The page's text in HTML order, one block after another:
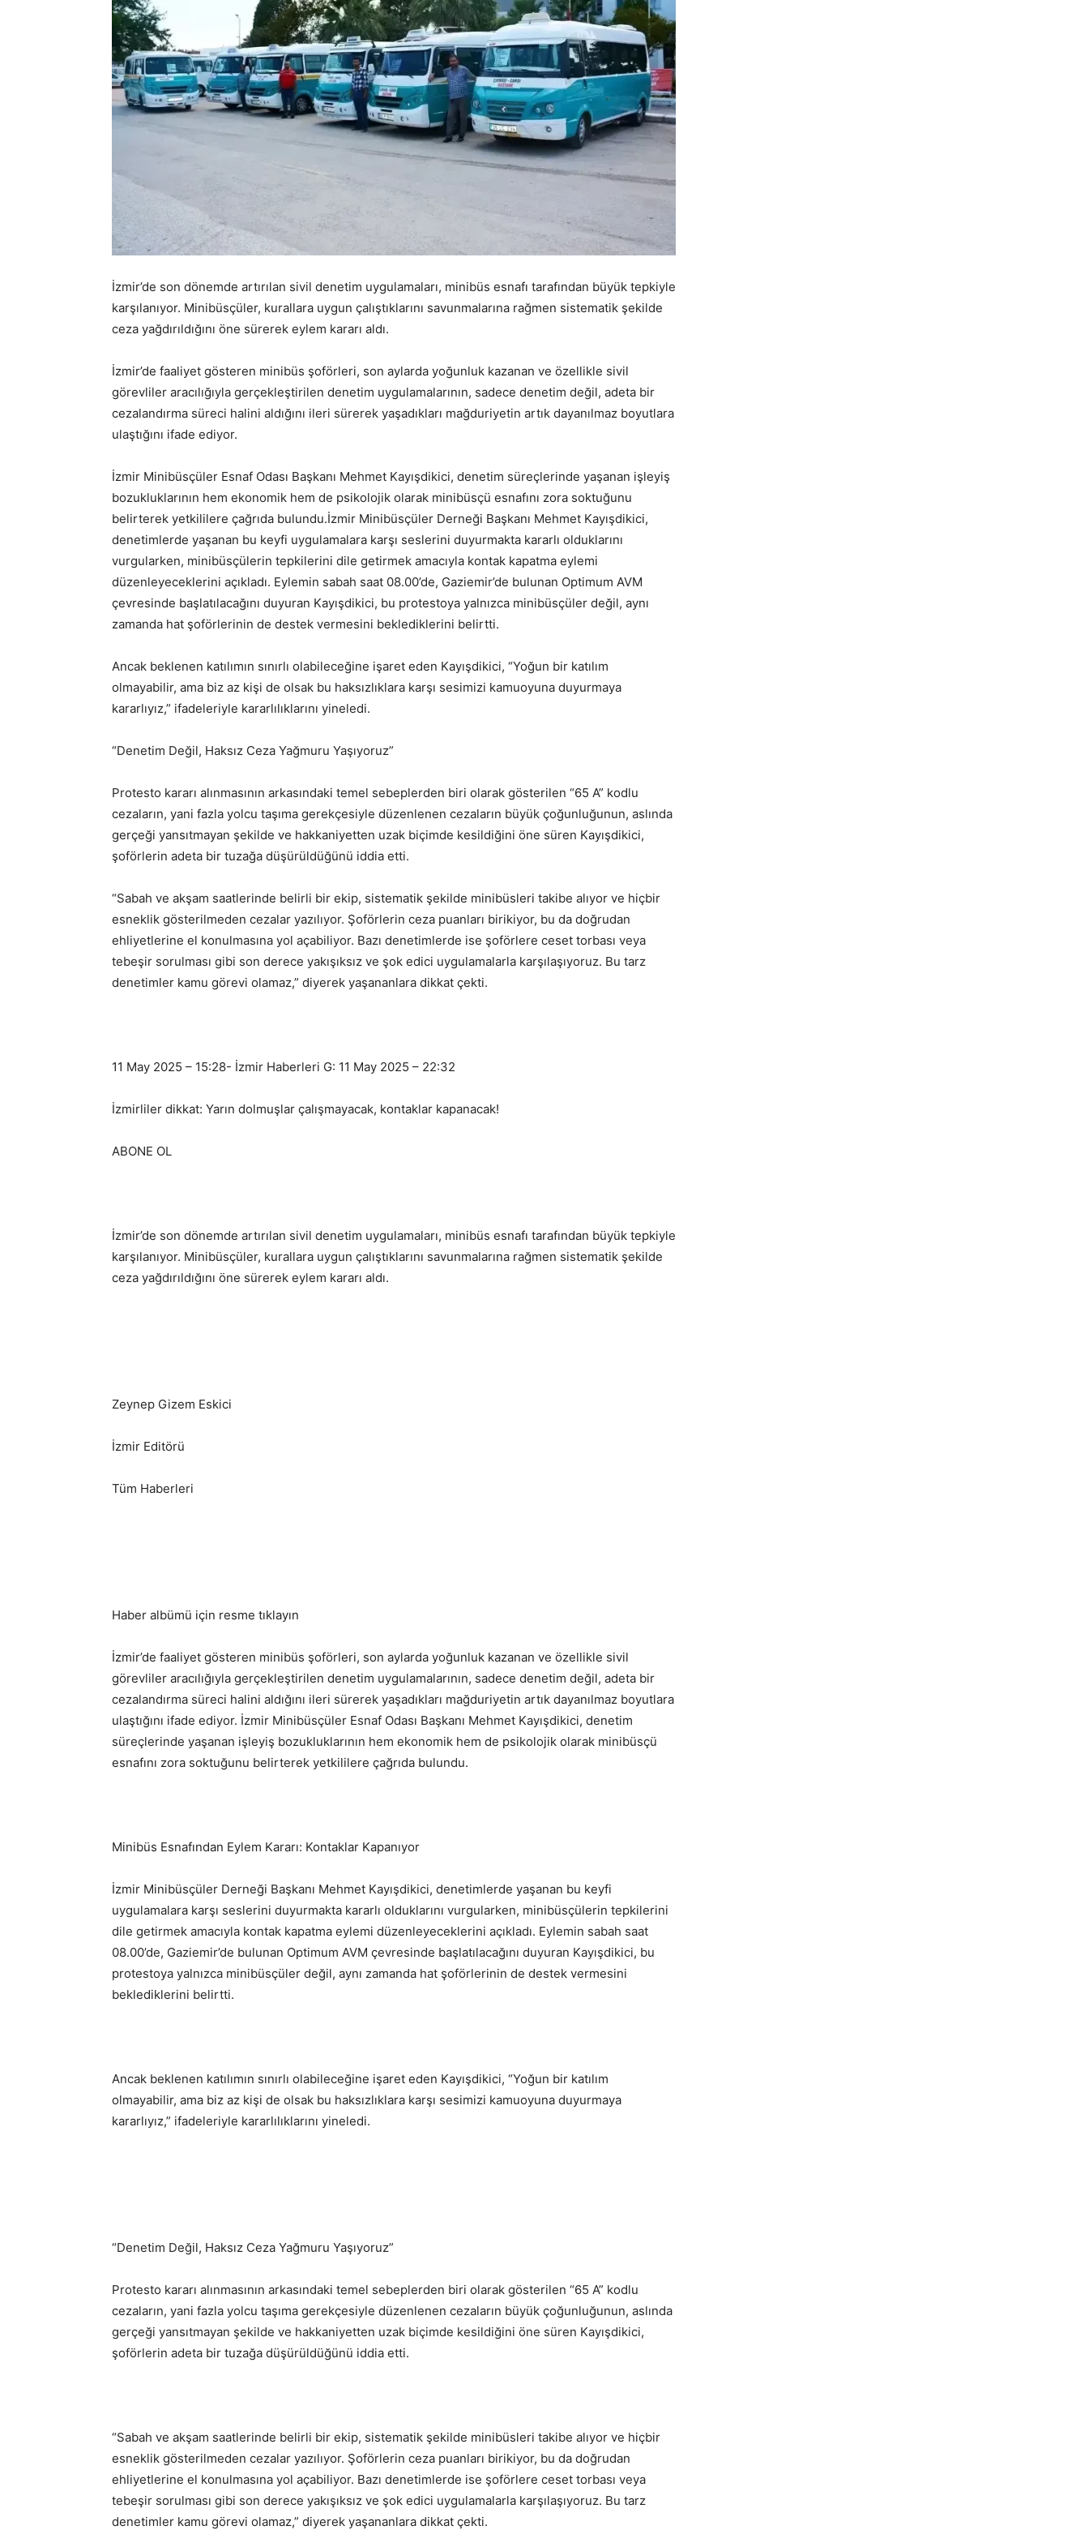
İzmir’de son dönemde artırılan sivil denetim uygulamaları, minibüs esnafı tarafından büyük tepkiyle
karşılanıyor. Minibüsçüler, kurallara uygun çalıştıklarını savunmalarına rağmen sistematik şekilde
ceza yağdırıldığını öne sürerek eylem kararı aldı.
İzmir’de faaliyet gösteren minibüs şoförleri, son aylarda yoğunluk kazanan ve özellikle sivil
görevliler aracılığıyla gerçekleştirilen denetim uygulamalarının, sadece denetim değil, adeta bir
cezalandırma süreci halini aldığını ileri sürerek yaşadıkları mağduriyetin artık dayanılmaz boyutlara
ulaştığını ifade ediyor.
İzmir Minibüsçüler Esnaf Odası Başkanı Mehmet Kayışdikici, denetim süreçlerinde yaşanan işleyiş
bozukluklarının hem ekonomik hem de psikolojik olarak minibüsçü esnafını zora soktuğunu
belirterek yetkililere çağrıda bulundu.İzmir Minibüsçüler Derneği Başkanı Mehmet Kayışdikici,
denetimlerde yaşanan bu keyfi uygulamalara karşı seslerini duyurmakta kararlı olduklarını
vurgularken, minibüsçülerin tepkilerini dile getirmek amacıyla kontak kapatma eylemi
düzenleyeceklerini açıkladı. Eylemin sabah saat 08.00’de, Gaziemir’de bulunan Optimum AVM
çevresinde başlatılacağını duyuran Kayışdikici, bu protestoya yalnızca minibüsçüler değil, aynı
zamanda hat şoförlerinin de destek vermesini beklediklerini belirtti.
Ancak beklenen katılımın sınırlı olabileceğine işaret eden Kayışdikici, “Yoğun bir katılım
olmayabilir, ama biz az kişi de olsak bu haksızlıklara karşı sesimizi kamuoyuna duyurmaya
kararlıyız,” ifadeleriyle kararlılıklarını yineledi.
“Denetim Değil, Haksız Ceza Yağmuru Yaşıyoruz”
Protesto kararı alınmasının arkasındaki temel sebeplerden biri olarak gösterilen “65 A” kodlu
cezaların, yani fazla yolcu taşıma gerekçesiyle düzenlenen cezaların büyük çoğunluğunun, aslında
gerçeği yansıtmayan şekilde ve hakkaniyetten uzak biçimde kesildiğini öne süren Kayışdikici,
şoförlerin adeta bir tuzağa düşürüldüğünü iddia etti.
“Sabah ve akşam saatlerinde belirli bir ekip, sistematik şekilde minibüsleri takibe alıyor ve hiçbir
esneklik gösterilmeden cezalar yazılıyor. Şoförlerin ceza puanları birikiyor, bu da doğrudan
ehliyetlerine el konulmasına yol açabiliyor. Bazı denetimlerde ise şoförlere ceset torbası veya
tebeşir sorulması gibi son derece yakışıksız ve şok edici uygulamalarla karşılaşıyoruz. Bu tarz
denetimler kamu görevi olamaz,” diyerek yaşananlara dikkat çekti.
11 May 2025 – 15:28- İzmir Haberleri G: 11 May 2025 – 22:32
İzmirliler dikkat: Yarın dolmuşlar çalışmayacak, kontaklar kapanacak!
ABONE OL
İzmir’de son dönemde artırılan sivil denetim uygulamaları, minibüs esnafı tarafından büyük tepkiyle
karşılanıyor. Minibüsçüler, kurallara uygun çalıştıklarını savunmalarına rağmen sistematik şekilde
ceza yağdırıldığını öne sürerek eylem kararı aldı.
Zeynep Gizem Eskici
İzmir Editörü
Tüm Haberleri
Haber albümü için resme tıklayın
İzmir’de faaliyet gösteren minibüs şoförleri, son aylarda yoğunluk kazanan ve özellikle sivil
görevliler aracılığıyla gerçekleştirilen denetim uygulamalarının, sadece denetim değil, adeta bir
cezalandırma süreci halini aldığını ileri sürerek yaşadıkları mağduriyetin artık dayanılmaz boyutlara
ulaştığını ifade ediyor. İzmir Minibüsçüler Esnaf Odası Başkanı Mehmet Kayışdikici, denetim
süreçlerinde yaşanan işleyiş bozukluklarının hem ekonomik hem de psikolojik olarak minibüsçü
esnafını zora soktuğunu belirterek yetkililere çağrıda bulundu.
Minibüs Esnafından Eylem Kararı: Kontaklar Kapanıyor
İzmir Minibüsçüler Derneği Başkanı Mehmet Kayışdikici, denetimlerde yaşanan bu keyfi
uygulamalara karşı seslerini duyurmakta kararlı olduklarını vurgularken, minibüsçülerin tepkilerini
dile getirmek amacıyla kontak kapatma eylemi düzenleyeceklerini açıkladı. Eylemin sabah saat
08.00’de, Gaziemir’de bulunan Optimum AVM çevresinde başlatılacağını duyuran Kayışdikici, bu
protestoya yalnızca minibüsçüler değil, aynı zamanda hat şoförlerinin de destek vermesini
beklediklerini belirtti.
Ancak beklenen katılımın sınırlı olabileceğine işaret eden Kayışdikici, “Yoğun bir katılım
olmayabilir, ama biz az kişi de olsak bu haksızlıklara karşı sesimizi kamuoyuna duyurmaya
kararlıyız,” ifadeleriyle kararlılıklarını yineledi.
“Denetim Değil, Haksız Ceza Yağmuru Yaşıyoruz”
Protesto kararı alınmasının arkasındaki temel sebeplerden biri olarak gösterilen “65 A” kodlu
cezaların, yani fazla yolcu taşıma gerekçesiyle düzenlenen cezaların büyük çoğunluğunun, aslında
gerçeği yansıtmayan şekilde ve hakkaniyetten uzak biçimde kesildiğini öne süren Kayışdikici,
şoförlerin adeta bir tuzağa düşürüldüğünü iddia etti.
“Sabah ve akşam saatlerinde belirli bir ekip, sistematik şekilde minibüsleri takibe alıyor ve hiçbir
esneklik gösterilmeden cezalar yazılıyor. Şoförlerin ceza puanları birikiyor, bu da doğrudan
ehliyetlerine el konulmasına yol açabiliyor. Bazı denetimlerde ise şoförlere ceset torbası veya
tebeşir sorulması gibi son derece yakışıksız ve şok edici uygulamalarla karşılaşıyoruz. Bu tarz
denetimler kamu görevi olamaz,” diyerek yaşananlara dikkat çekti.